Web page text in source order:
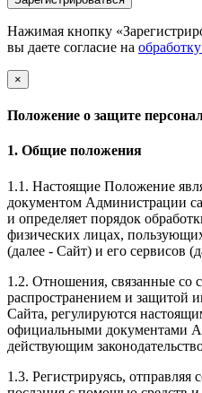
Нажимая кнопку
вы даете согласие на
×
Положение о защите
1. Общие положения
1.1. Настоящие Положение
документом Администрации
и определяет порядок
физических лицах,
(далее - Сайт) и его сервисов
1.2. Отношения, связанные со
распространением и защитой
Сайта, регулируются
официальными документами
действующим
1.3. Регистрируясь,